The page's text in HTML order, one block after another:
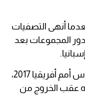
أنهى التصفيات
المجموعات بعد
كما قاد رينارد المغرب إلى ربع نهائي كأس أمم أفريقيا 2017،
عقب الخروج من